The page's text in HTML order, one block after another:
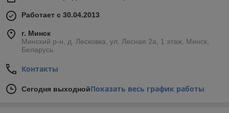
Работает с 30.04.2013
г. Минск
Минский р-н, д. Лесковка, ул. Лесная 2а, 1 этаж, Минск,
Беларусь
Контакты
Сегодня выходнойПоказать весь график работы